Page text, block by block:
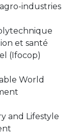
industries
et santé
(Ifocop)
World
and Lifestyle